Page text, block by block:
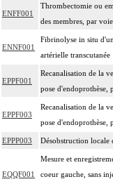
ENFF001
Thrombectomie ou
des membres, par
ENNF001
Fibrinolyse in situ
artérielle transcutanée
EPPF001
Recanalisation de la
pose d'endoprothèse,
EPPF003
Recanalisation de la
pose d'endoprothèse,
EPPP003 Désobstruction
EQQF001
Mesure et
coeur gauche, sans